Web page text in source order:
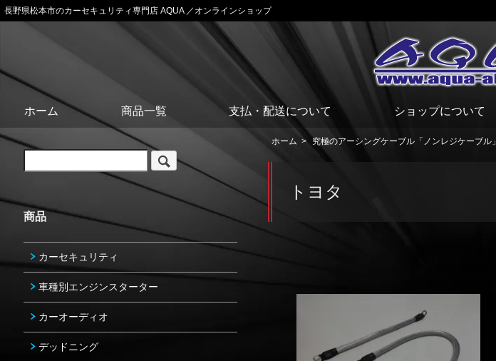
長野県松本市のカーセキュリティ専門店 AQUA ／オンラインショップ
ホーム 商品一覧 支払・配送について ショップについて
ホーム > 究極のアーシングケーブル「ノンレジケーブル」
トヨタ
商品
カーセキュリティ
車種別エンジンスターター
カーオーディオ
デッドニング